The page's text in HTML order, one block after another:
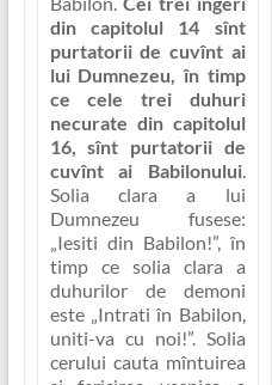
din capitolul 14 sînt
purtatorii de cuvînt ai
lui Dumnezeu, în timp
ce cele trei duhuri
necurate din capitolul
16, sînt purtatorii de
cuvînt ai Babilonului.
Solia clara a lui
Dumnezeu fusese:
„Iesiti din Babilon!”, în
timp ce solia clara a
duhurilor de demoni
este „Intrati în Babilon,
uniti-va cu noi!”. Solia
cerului cauta mîntuirea